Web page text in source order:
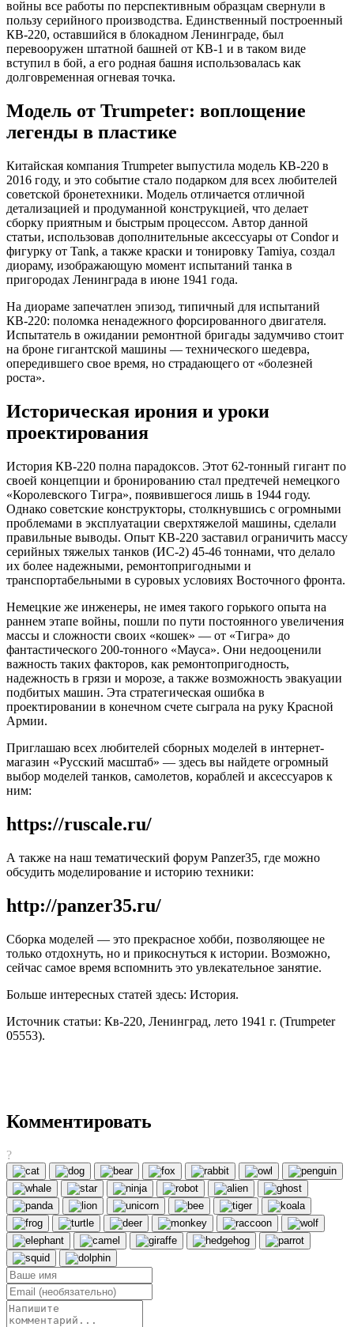
войны все работы по перспективным образцам свернули в
пользу серийного производства. Единственный построенный
КВ-220, оставшийся в блокадном Ленинграде, был
перевооружен штатной башней от КВ-1 и в таком виде
вступил в бой, а его родная башня использовалась как
долговременная огневая точка.
Модель от Trumpeter: воплощение
легенды в пластике
Китайская компания Trumpeter выпустила модель КВ-220 в
2016 году, и это событие стало подарком для всех любителей
советской бронетехники. Модель отличается отличной
детализацией и продуманной конструкцией, что делает
сборку приятным и быстрым процессом. Автор данной
статьи, использовав дополнительные аксессуары от Condor и
фигурку от Tank, а также краски и тонировку Tamiya, создал
диораму, изображающую момент испытаний танка в
пригородах Ленинграда в июне 1941 года.
На диораме запечатлен эпизод, типичный для испытаний
КВ-220: поломка ненадежного форсированного двигателя.
Испытатель в ожидании ремонтной бригады задумчиво стоит
на броне гигантской машины — технического шедевра,
опередившего свое время, но страдающего от «болезней
роста».
Историческая ирония и уроки
проектирования
История КВ-220 полна парадоксов. Этот 62-тонный гигант по
своей концепции и бронированию стал предтечей немецкого
«Королевского Тигра», появившегося лишь в 1944 году.
Однако советские конструкторы, столкнувшись с огромными
проблемами в эксплуатации сверхтяжелой машины, сделали
правильные выводы. Опыт КВ-220 заставил ограничить массу
серийных тяжелых танков (ИС-2) 45-46 тоннами, что делало
их более надежными, ремонтопригодными и
транспортабельными в суровых условиях Восточного фронта.
Немецкие же инженеры, не имея такого горького опыта на
раннем этапе войны, пошли по пути постоянного увеличения
массы и сложности своих «кошек» — от «Тигра» до
фантастического 200-тонного «Мауса». Они недооценили
важность таких факторов, как ремонтопригодность,
надежность в грязи и морозе, а также возможность эвакуации
подбитых машин. Эта стратегическая ошибка в
проектировании в конечном счете сыграла на руку Красной
Армии.
Приглашаю всех любителей сборных моделей в интернет-
магазин «Русский масштаб» — здесь вы найдете огромный
выбор моделей танков, самолетов, кораблей и аксессуаров к
ним:
https://ruscale.ru/
А также на наш тематический форум Panzer35, где можно
обсудить моделирование и историю техники:
http://panzer35.ru/
Сборка моделей — это прекрасное хобби, позволяющее не
только отдохнуть, но и прикоснуться к истории. Возможно,
сейчас самое время вспомнить это увлекательное занятие.
Больше интересных статей здесь: История.
Источник статьи: Кв-220, Ленинград, лето 1941 г. (Trumpeter
05553).
Комментировать
?